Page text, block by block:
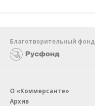
Благотворительный фонд
О «Коммерсанте»
Архив